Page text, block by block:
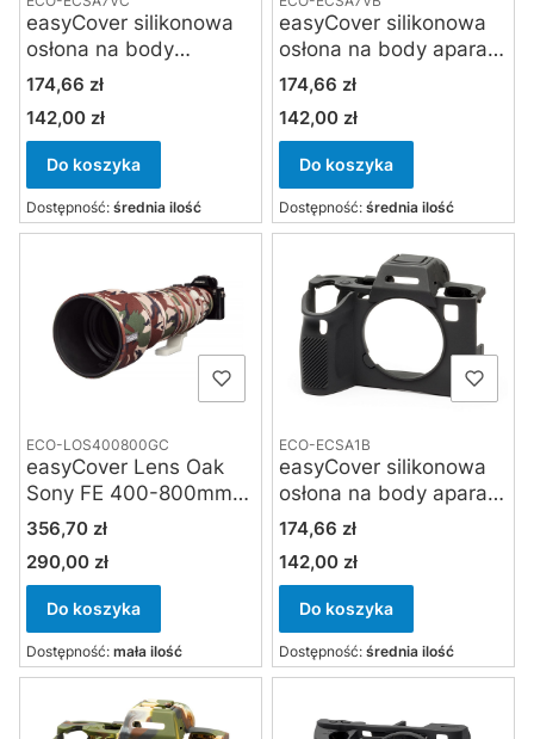
easyCover silikonowa
osłona na body
aparatów Sony A7 V,
Cena
174,66 zł
Cena
142,00 zł
Do koszyka
Dostępność: średnia ilość
easyCover silikonowa
osłona na body aparatu
Sony A7 V , Sony A7 R
VI czarna
Cena
174,66 zł
Cena
142,00 zł
Do koszyka
Dostępność: średnia ilość
ECO-LOS400800GC
easyCover Lens Oak
Sony FE 400-800mm
F/6.3-8 G OSS green
camouflage
Cena
356,70 zł
Cena
290,00 zł
Do koszyka
Dostępność: mała ilość
ECO-ECSA1B
easyCover silikonowa
osłona na body aparatu
Sony A1 - czarna
Cena
174,66 zł
Cena
142,00 zł
Do koszyka
Dostępność: średnia ilość